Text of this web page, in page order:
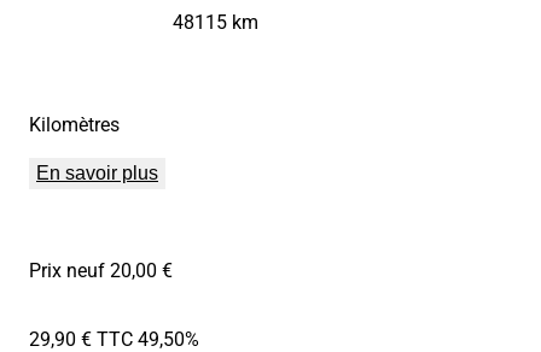
Kilomètres
48115 km
En savoir plus
Prix neuf 20,00 €
29,90 € TTC49,50%